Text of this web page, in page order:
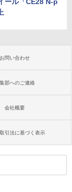
お問い合わせ
部へのご連絡
会社概要
引法に基づく表示